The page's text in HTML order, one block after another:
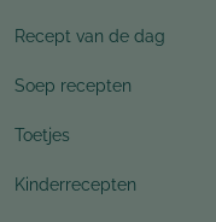
Recept van de dag
Soep recepten
Toetjes
Kinderrecepten